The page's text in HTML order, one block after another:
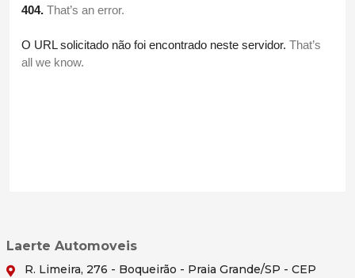
Laerte Automoveis
R. Limeira, 276 - Boqueirão - Praia Grande/SP - CEP